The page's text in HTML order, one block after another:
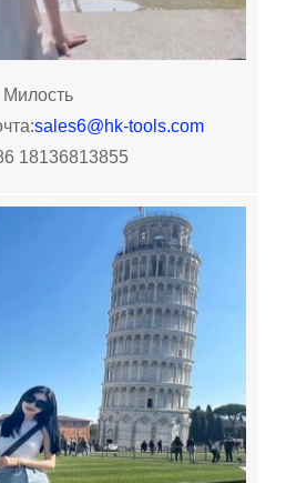
Милость
sales6@hk-tools.com
18136813855